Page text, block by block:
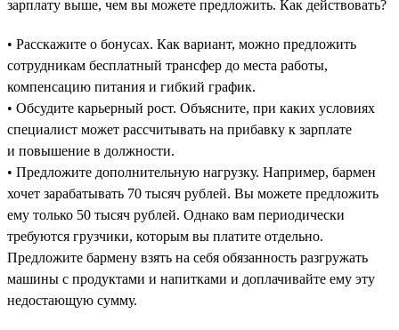
зарплату выше, чем вы можете предложить. Как действовать?
• Расскажите о бонусах. Как вариант, можно предложить
сотрудникам бесплатный трансфер до места работы,
компенсацию питания и гибкий график.
• Обсудите карьерный рост. Объясните, при каких условиях
специалист может рассчитывать на прибавку к зарплате
и повышение в должности.
• Предложите дополнительную нагрузку. Например, бармен
хочет зарабатывать 70 тысяч рублей. Вы можете предложить
ему только 50 тысяч рублей. Однако вам периодически
требуются грузчики, которым вы платите отдельно.
Предложите бармену взять на себя обязанность разгружать
машины с продуктами и напитками и доплачивайте ему эту
недостающую сумму.